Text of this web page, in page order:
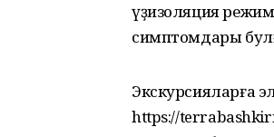
үҙизоляция
симптомдары
Экскурсияларға
https://